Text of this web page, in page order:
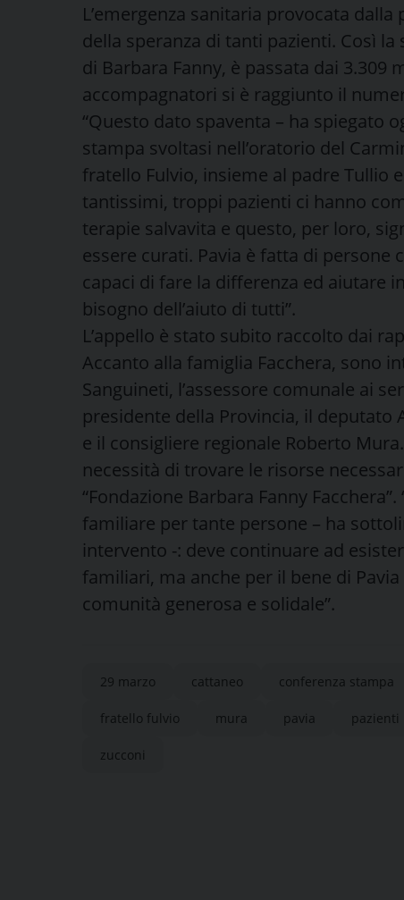
L’emergenza sanitaria provocata
della speranza di tanti pazienti. Così
di Barbara Fanny, è passata dai 3.309
accompagnatori si è raggiunto il
“Questo dato spaventa – ha spiegato
stampa svoltasi nell’oratorio del
fratello Fulvio, insieme al padre Tullio
tantissimi, troppi pazienti ci hanno
terapie salvavita e questo, per loro,
essere curati. Pavia è fatta di
capaci di fare la differenza ed aiutare
bisogno dell’aiuto di tutti”.
L’appello è stato subito raccolto dai
Accanto alla famiglia Facchera, sono
Sanguineti, l’assessore comunale ai
presidente della Provincia, il deputato
e il consigliere regionale Roberto
necessità di trovare le risorse
“Fondazione Barbara Fanny
familiare per tante persone – ha
intervento -: deve continuare ad
familiari, ma anche per il bene di
comunità generosa e solidale”.
29 marzo cattaneo conferenza stampa
fratello fulvio mura pavia pazienti
zucconi